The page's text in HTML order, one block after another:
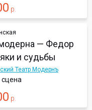
р.
— Федор
и судьбы
Театр Модернъ
р.